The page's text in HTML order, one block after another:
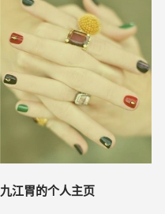
九江胃的个人主页